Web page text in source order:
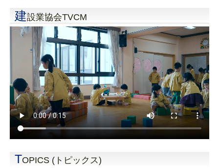
建設業協会TVCM
TOPICS (トピックス)